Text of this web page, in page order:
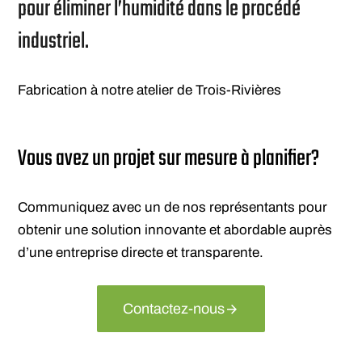
pour éliminer l’humidité dans le procédé
industriel.
Fabrication à notre atelier de Trois-Rivières
Vous avez un projet sur mesure à planifier?
Communiquez avec un de nos représentants pour
obtenir une solution innovante et abordable auprès
d’une entreprise directe et transparente.
Contactez-nous